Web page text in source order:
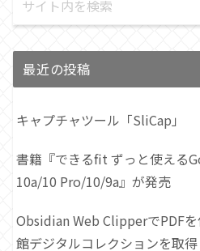
最近の投稿
キャプチャツール「SliCap」
書籍『できるfit ずっと使える
10a/10 Pro/10/9a』が発売
Obsidian Web ClipperでPDF
館デジタルコレクションを取得